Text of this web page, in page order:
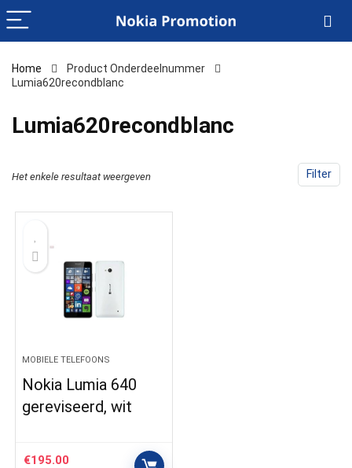
Home Product Onderdeelnummer
Lumia620recondblanc
‎Lumia620recondblanc
Filter
Het enkele resultaat weergeven
MOBIELE TELEFOONS
Nokia Lumia 640
gereviseerd, wit
€195.00